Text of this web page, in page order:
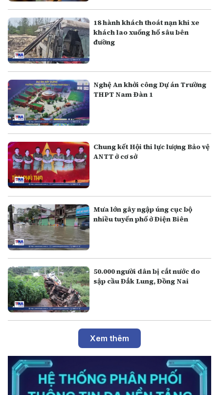
18 hành khách thoát nạn khi xe
khách lao xuống hố sâu bên
đường
Nghệ An khởi công Dự án Trường
THPT Nam Đàn 1
Chung kết Hội thi lực lượng Bảo vệ
ANTT ở cơ sở
Mưa lớn gây ngập úng cục bộ
nhiều tuyến phố ở Điện Biên
50.000 người dân bị cắt nước do
sập cầu Đắk Lung, Đồng Nai
Xem thêm